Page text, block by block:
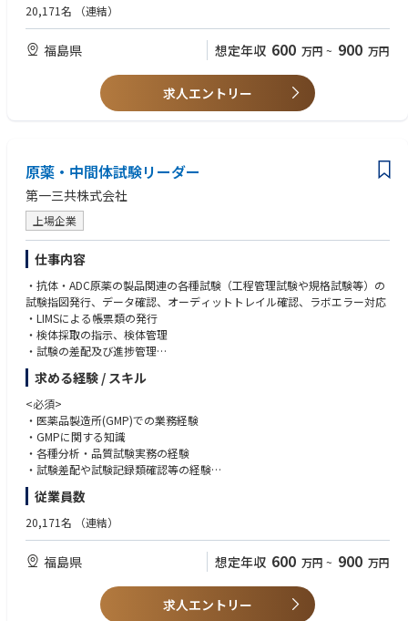
・問題発見とリスク管理能力
・前例の少ない業務、課題に対してポジティブに取り組める方
・バイオ原薬・バイオ医薬品の分析経験
・海外との英語でのコミュニケーション
20,171名 （連結）
福島県 想定年収 600 万円 ~ 900 万円
求人エントリー
原薬・中間体試験リーダー
第一三共株式会社
上場企業
仕事内容
・抗体・ADC原薬の製品関連の各種試験（工程管理試験や規格試験等）の
試験指図発行、データ確認、オーディットトレイル確認、ラボエラー対応
・LIMSによる帳票類の発行
・検体採取の指示、検体管理
・試験の差配及び進捗管理
・GMP関連業務（逸脱、変更管理対応など）
＜入社後のキャリアパス＞
入社後は多種類の抗体・ADC原薬の品質試験を担う部署にて、試験確認者
として、試験差配・管理に従事して、経験と実績を積んでいただきます。
その後、適性に応じて、試験チームリーダーや試験部門の責任者クラスを
担ってもらうことを想定しています。
求める経験 / スキル
<必須>
・医薬品製造所(GMP)での業務経験
・GMPに関する知識
・各種分析・品質試験実務の経験
・試験差配や試験記録類確認等の経験
・基本的な統計分析スキル
・Word、Excelを用いた基本PCスキル
・問題発見とリスク管理能力
・前例の少ない業務、課題に対してポジティブに取り組める方
・バイオ原薬・バイオ医薬品の分析経験
従業員数
20,171名 （連結）
福島県 想定年収 600 万円 ~ 900 万円
求人エントリー